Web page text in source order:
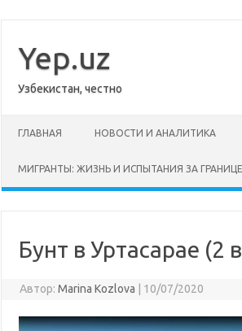
содержимому
Yep.uz
Узбекистан, честно
ГЛАВНАЯ НОВОСТИ И АНАЛИТИКА
МИГРАНТЫ: ЖИЗНЬ И ИСПЫТАНИЯ ЗА
Бунт в Уртасарае (2
Автор: Marina Kozlova 10/07/2020